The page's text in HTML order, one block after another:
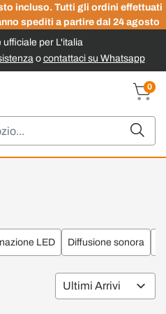
incluso. Tutti gli ordini effettuati
spediti a partire dal 24 agosto
ufficiale per L'italia
o contattaci su Whatsapp
0
LED Diffusione sonora